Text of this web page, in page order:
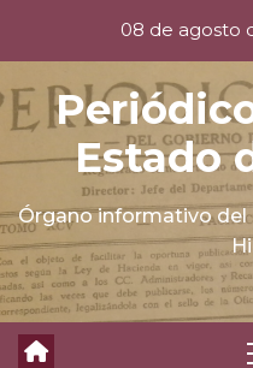
content
08 de agosto
Estado
Órgano informativo del